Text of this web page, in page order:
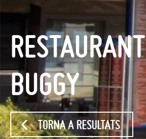
RESTAURANT
BUGGY
TORNA A RESULTATS